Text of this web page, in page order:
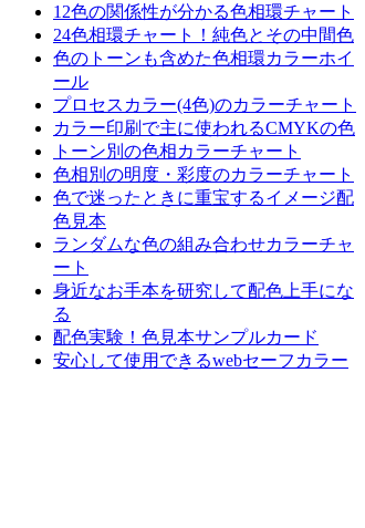
12色の関係性が分かる色相環チャート
24色相環チャート！純色とその中間色
色のトーンも含めた色相環カラーホイ
ール
プロセスカラー(4色)のカラーチャート
カラー印刷で主に使われるCMYKの色
トーン別の色相カラーチャート
色相別の明度・彩度のカラーチャート
色で迷ったときに重宝するイメージ配
色見本
ランダムな色の組み合わせカラーチャ
ート
身近なお手本を研究して配色上手にな
る
配色実験！色見本サンプルカード
安心して使用できるwebセーフカラー